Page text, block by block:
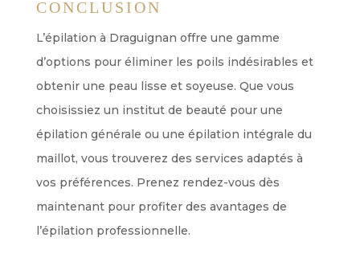
CONCLUSION
L’épilation à Draguignan offre une gamme
d’options pour éliminer les poils indésirables et
obtenir une peau lisse et soyeuse. Que vous
choisissiez un institut de beauté pour une
épilation générale ou une épilation intégrale du
maillot, vous trouverez des services adaptés à
vos préférences. Prenez rendez-vous dès
maintenant pour profiter des avantages de
l’épilation professionnelle.